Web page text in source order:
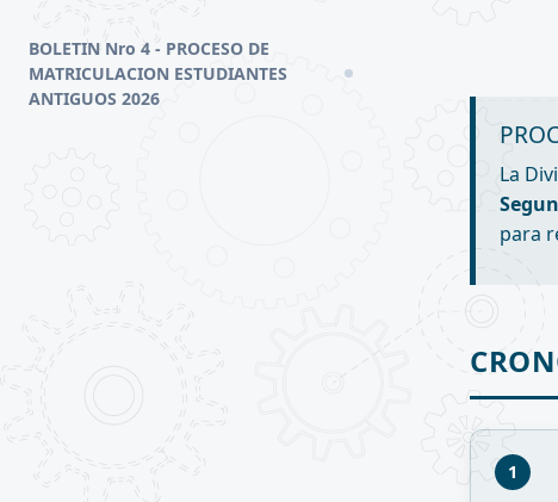
BOLETIN Nro 4 - PROCESO DE
MATRICULACION ESTUDIANTES
ANTIGUOS 2026
La
para
1